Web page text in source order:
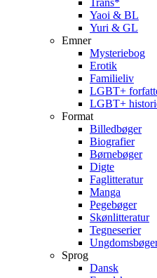
Trans*
Yaoi & BL
Yuri & GL
Emner
Mysteriebog
Erotik
Familieliv
LGBT+
LGBT+
Format
Billedbøger
Biografier
Børnebøger
Digte
Faglitteratur
Manga
Pegebøger
Skønlitteratur
Tegneserier
Sprog
Dansk